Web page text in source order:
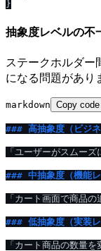
抽象度レベルの不
ステークホルダー
になる問題があり
markdown Copy code
### 高抽象度（ビジネ
「ユーザーがスムー
### 中抽象度（機能レ
「カート画面で商品
### 低抽象度（実装レ
「カート商品の数量